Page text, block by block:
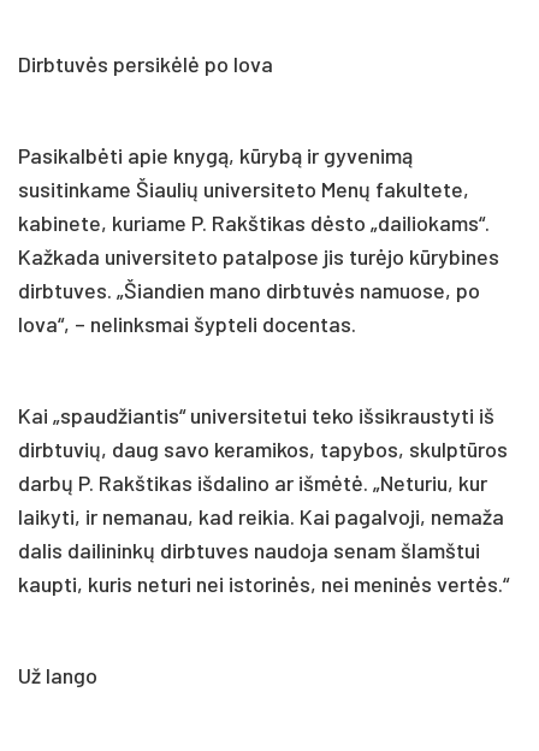
Dirbtuvės persikėlė po lova
Pasikalbėti apie knygą, kūrybą ir gyvenimą
susitinkame Šiaulių universiteto Menų fakultete,
kabinete, kuriame P. Rakštikas dėsto „dailiokams“.
Kažkada universiteto patalpose jis turėjo kūrybines
dirbtuves. „Šiandien mano dirbtuvės namuose, po
lova“, – nelinksmai šypteli docentas.
Kai „spaudžiantis“ universitetui teko išsikraustyti iš
dirbtuvių, daug savo keramikos, tapybos, skulptūros
darbų P. Rakštikas išdalino ar išmėtė. „Neturiu, kur
laikyti, ir nemanau, kad reikia. Kai pagalvoji, nemaža
dalis dailininkų dirbtuves naudoja senam šlamštui
kaupti, kuris neturi nei istorinės, nei meninės vertės.“
Už lango